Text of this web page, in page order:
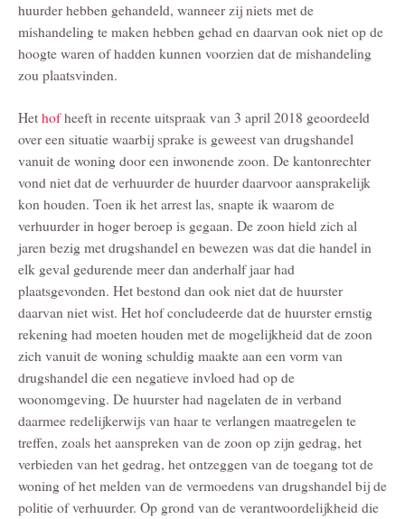
huurder hebben gehandeld, wanneer zij niets met de
mishandeling te maken hebben gehad en daarvan ook niet op de
hoogte waren of hadden kunnen voorzien dat de mishandeling
zou plaatsvinden.
Het hofheeft in recente uitspraak van 3 april 2018 geoordeeld
over een situatie waarbij sprake is geweest van drugshandel
vanuit de woning door een inwonende zoon. De kantonrechter
vond niet dat de verhuurder de huurder daarvoor aansprakelijk
kon houden. Toen ik het arrest las, snapte ik waarom de
verhuurder in hoger beroep is gegaan. De zoon hield zich al
jaren bezig met drugshandel en bewezen was dat die handel in
elk geval gedurende meer dan anderhalf jaar had
plaatsgevonden. Het bestond dan ook niet dat de huurster
daarvan niet wist. Het hof concludeerde dat de huurster ernstig
rekening had moeten houden met de mogelijkheid dat de zoon
zich vanuit de woning schuldig maakte aan een vorm van
drugshandel die een negatieve invloed had op de
woonomgeving. De huurster had nagelaten de in verband
daarmee redelijkerwijs van haar te verlangen maatregelen te
treffen, zoals het aanspreken van de zoon op zijn gedrag, het
verbieden van het gedrag, het ontzeggen van de toegang tot de
woning of het melden van de vermoedens van drugshandel bij de
politie of verhuurder. Op grond van de verantwoordelijkheid die